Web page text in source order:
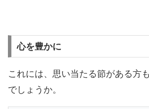
心を豊かに
これには、思い当たる節がある方
でしょうか。